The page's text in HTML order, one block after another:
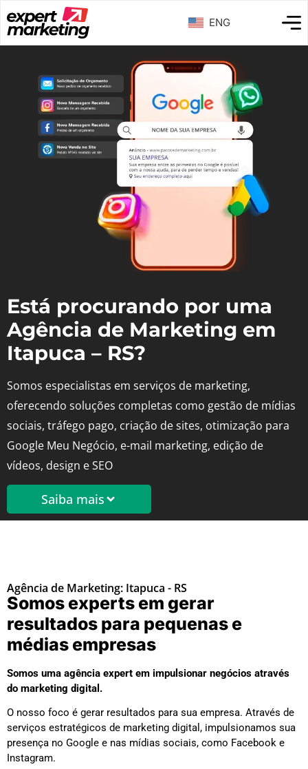
ENG
Está procurando por uma
Agência de Marketing em
Itapuca – RS?
Somos especialistas em serviços de marketing,
oferecendo soluções completas como gestão de mídias
sociais, tráfego pago, criação de sites, otimização para
Google Meu Negócio, e-mail marketing, edição de
vídeos, design e SEO
Saiba mais
Agência de Marketing: Itapuca - RS
Somos experts em gerar
resultados para pequenas e
médias empresas
Somos uma agência expert em impulsionar negócios através
do marketing digital.
O nosso foco é gerar resultados para sua empresa. Através de
serviços estratégicos de marketing digital, impulsionamos sua
presença no Google e nas mídias sociais, como Facebook e
Instagram.